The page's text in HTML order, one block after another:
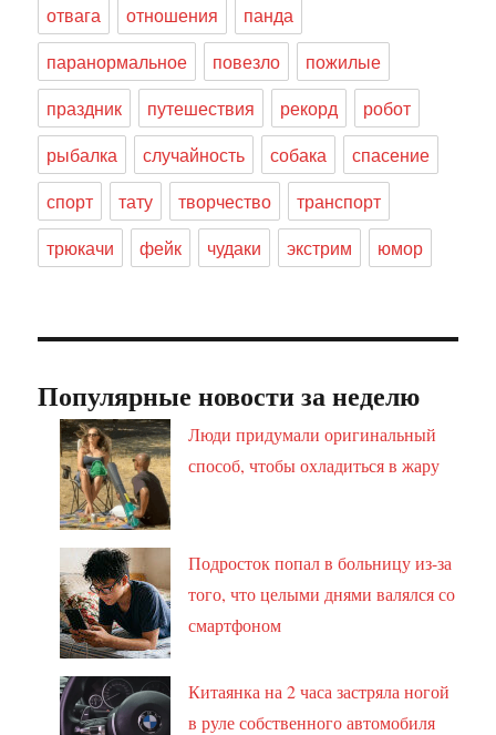
отвага
отношения
панда
паранормальное
повезло
пожилые
праздник
путешествия рекорд
робот
рыбалка
случайность собака
спасение
спорт
тату творчество
транспорт
трюкачи
фейк чудаки экстрим юмор
Популярные новости за неделю
Люди придумали оригинальный
способ, чтобы охладиться в жару
Подросток попал в больницу из-за
того, что целыми днями валялся со
смартфоном
Китаянка на 2 часа застряла ногой
в руле собственного автомобиля